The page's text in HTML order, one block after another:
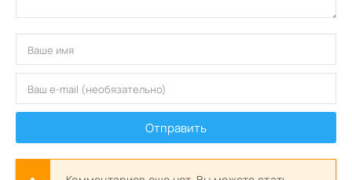
Отправить